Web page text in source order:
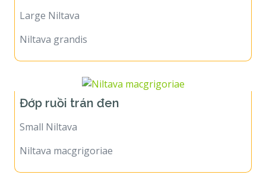
Large Niltava
Niltava grandis
Đớp ruồi trán đen
Small Niltava
Niltava macgrigoriae